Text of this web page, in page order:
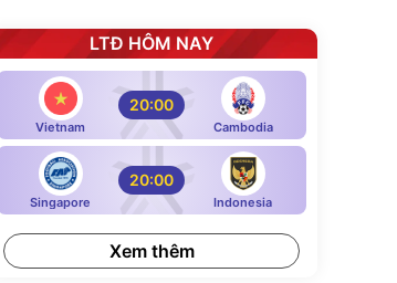
LTĐ HÔM NAY
Vietnam
20:00
Cambodia
Singapore
20:00
Indonesia
Xem thêm